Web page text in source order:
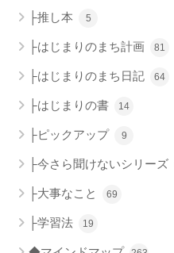
├推し本 5
├はじまりのまち計画 81
├はじまりのまち日記 64
├はじまりの書 14
├ピックアップ 9
├今さら聞けないシリーズ
├大事なこと 69
├学習法 19